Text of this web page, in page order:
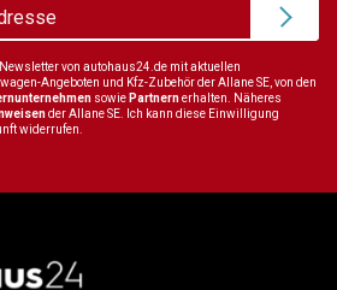
von autohaus24.de mit aktuellen
Angeboten und Kfz-Zubehör der Allane SE, von den
sowie Partnernerhalten. Näheres
der Allane SE. Ich kann diese Einwilligung
widerrufen.